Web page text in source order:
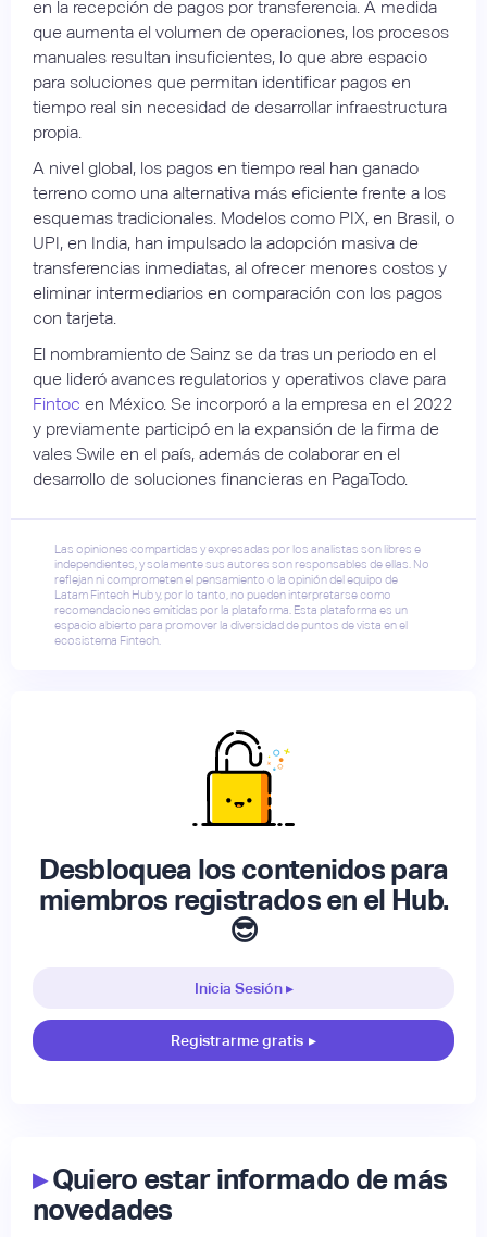
en la recepción de pagos por transferencia. A medida
que aumenta el volumen de operaciones, los procesos
manuales resultan insuficientes, lo que abre espacio
para soluciones que permitan identificar pagos en
tiempo real sin necesidad de desarrollar infraestructura
propia.
A nivel global, los pagos en tiempo real han ganado
terreno como una alternativa más eficiente frente a los
esquemas tradicionales. Modelos como PIX, en Brasil, o
UPI, en India, han impulsado la adopción masiva de
transferencias inmediatas, al ofrecer menores costos y
eliminar intermediarios en comparación con los pagos
con tarjeta.
El nombramiento de Sainz se da tras un periodo en el
que lideró avances regulatorios y operativos clave para
Fintoc en México. Se incorporó a la empresa en el 2022
y previamente participó en la expansión de la firma de
vales Swile en el país, además de colaborar en el
desarrollo de soluciones financieras en PagaTodo.
Las opiniones compartidas y expresadas por los analistas son libres e
independientes, y solamente sus autores son responsables de ellas. No
reflejan ni comprometen el pensamiento o la opinión del equipo de
Latam Fintech Hub y, por lo tanto, no pueden interpretarse como
recomendaciones emitidas por la plataforma. Esta plataforma es un
espacio abierto para promover la diversidad de puntos de vista en el
ecosistema Fintech.
Desbloquea los contenidos para
miembros registrados en el Hub.
😎
Inicia Sesión ▸
Registrarme gratis ▸
▸Quiero estar informado de más
novedades